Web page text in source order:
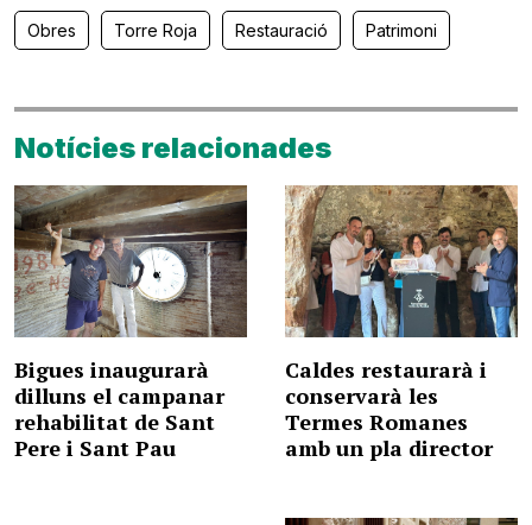
Obres Torre Roja Restauració Patrimoni
Notícies relacionades
Bigues inaugurarà
dilluns el campanar
rehabilitat de Sant
Pere i Sant Pau
Caldes restaurarà i
conservarà les
Termes Romanes
amb un pla director